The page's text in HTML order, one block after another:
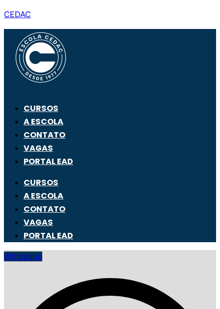
CEDAC
CURSOS
A ESCOLA
CONTATO
VAGAS
PORTAL EAD
CURSOS
A ESCOLA
CONTATO
VAGAS
PORTAL EAD
Whatsapp